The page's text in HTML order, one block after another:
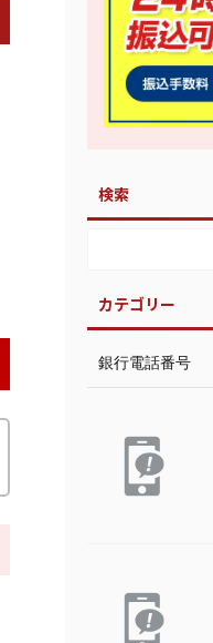
検索
カテゴリー
銀行電話番号